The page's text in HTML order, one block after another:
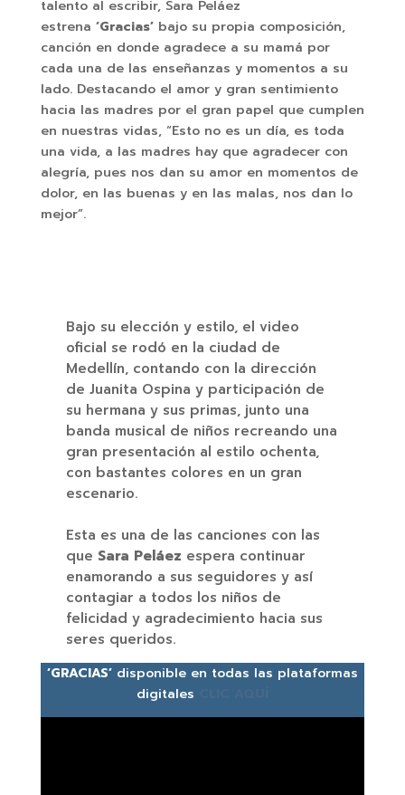
talento al escribir, Sara Peláez
estrena ‘Gracias’bajo su propia composición,
canción en donde agradece a su mamá por
cada una de las enseñanzas y momentos a su
lado. Destacando el amor y gran sentimiento
hacia las madres por el gran papel que cumplen
en nuestras vidas, “Esto no es un día, es toda
una vida, a las madres hay que agradecer con
alegría, pues nos dan su amor en momentos de
dolor, en las buenas y en las malas, nos dan lo
mejor”.
Bajo su elección y estilo, el video
oficial se rodó en la ciudad de
Medellín, contando con la dirección
de Juanita Ospina y participación de
su hermana y sus primas, junto una
banda musical de niños recreando una
gran presentación al estilo ochenta,
con bastantes colores en un gran
escenario.
Esta es una de las canciones con las
que Sara Peláez espera continuar
enamorando a sus seguidores y así
contagiar a todos los niños de
felicidad y agradecimiento hacia sus
seres queridos.
‘GRACIAS’ disponible en todas las plataformas
digitales